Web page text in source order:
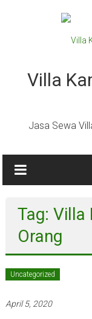
Villa
Jasa Sewa
Tag: Villa
Orang
Uncategorized
April 5, 2020